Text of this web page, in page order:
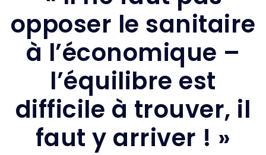
opposer le sanitaire
à l’économique –
l’équilibre est
difficile à trouver, il
faut y arriver ! »